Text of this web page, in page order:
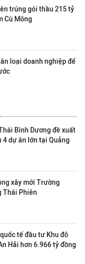
trúng gói thầu 215 tỷ
Cù Mông
loại doanh nghiệp để
Bình Dương đề xuất
4 dự án lớn tại Quảng
xây mới Trường
Thái Phiên
tế đầu tư Khu đô
Hải hơn 6.966 tỷ đồng